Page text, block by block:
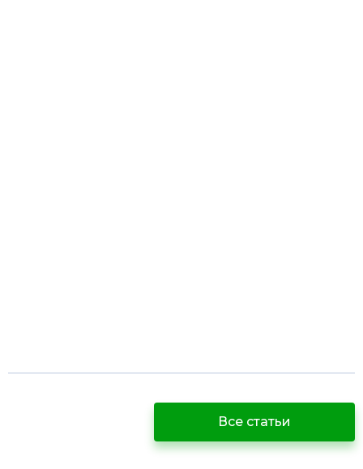
Все статьи